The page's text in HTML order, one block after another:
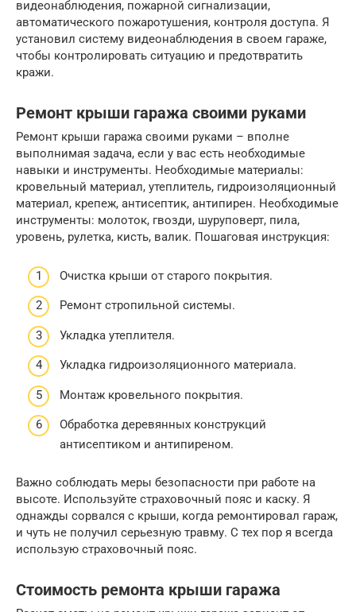
видеонаблюдения, пожарной сигнализации,
автоматического пожаротушения, контроля доступа. Я
установил систему видеонаблюдения в своем гараже,
чтобы контролировать ситуацию и предотвратить
кражи.
Ремонт крыши гаража своими руками
Ремонт крыши гаража своими руками – вполне
выполнимая задача, если у вас есть необходимые
навыки и инструменты. Необходимые материалы:
кровельный материал, утеплитель, гидроизоляционный
материал, крепеж, антисептик, антипирен. Необходимые
инструменты: молоток, гвозди, шуруповерт, пила,
уровень, рулетка, кисть, валик. Пошаговая инструкция:
Очистка крыши от старого покрытия.
Ремонт стропильной системы.
Укладка утеплителя.
Укладка гидроизоляционного материала.
Монтаж кровельного покрытия.
Обработка деревянных конструкций
антисептиком и антипиреном.
Важно соблюдать меры безопасности при работе на
высоте. Используйте страховочный пояс и каску. Я
однажды сорвался с крыши, когда ремонтировал гараж,
и чуть не получил серьезную травму. С тех пор я всегда
использую страховочный пояс.
Стоимость ремонта крыши гаража